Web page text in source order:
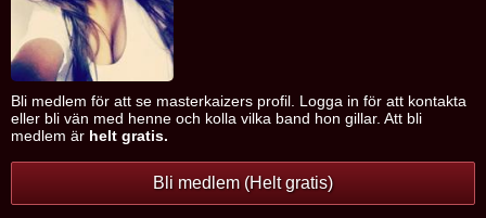
Bli medlem för att se masterkaizers profil. Logga in för att kontakta
eller bli vän med henne och kolla vilka band hon gillar. Att bli
medlem är helt gratis.
Bli medlem (Helt gratis)